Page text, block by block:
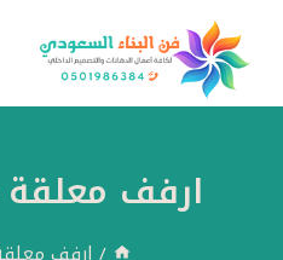
المحتوى
ارفف معلقة
/ ارفف